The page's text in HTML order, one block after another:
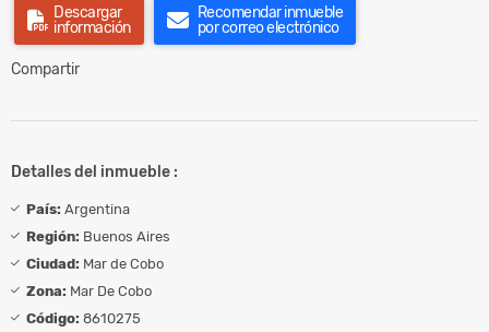
Descargar
información
Recomendar inmueble
por correo electrónico
Compartir
Detalles del inmueble :
País: Argentina
Región: Buenos Aires
Ciudad: Mar de Cobo
Zona: Mar De Cobo
Código: 8610275